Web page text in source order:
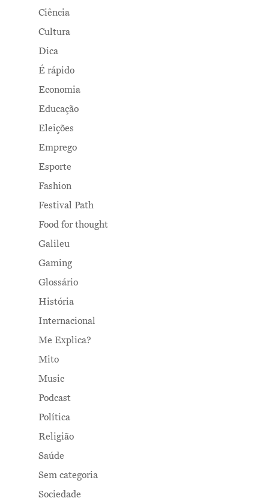
Ciência
Cultura
Dica
É rápido
Economia
Educação
Eleições
Emprego
Esporte
Fashion
Festival Path
Food for thought
Galileu
Gaming
Glossário
História
Internacional
Me Explica?
Mito
Music
Podcast
Política
Religião
Saúde
Sem categoria
Sociedade